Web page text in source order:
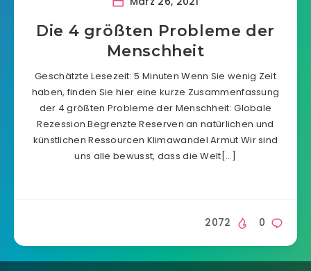
Die 4 größten Probleme der
Menschheit
Geschätzte Lesezeit: 5 Minuten Wenn Sie wenig Zeit
haben, finden Sie hier eine kurze Zusammenfassung
der 4 größten Probleme der Menschheit: Globale
Rezession Begrenzte Reserven an natürlichen und
künstlichen Ressourcen Klimawandel Armut Wir sind
uns alle bewusst, dass die Welt[…]
0
2072